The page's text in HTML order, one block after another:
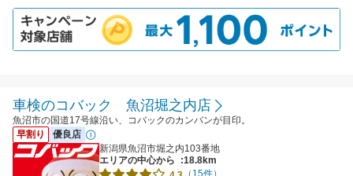
車検のコバック 魚沼堀之内店
魚沼市の国道17号線沿い、コバックのカンバンが目印。
早割り
優良店
新潟県魚沼市堀之内103番地
エリアの中心から
:18.8km